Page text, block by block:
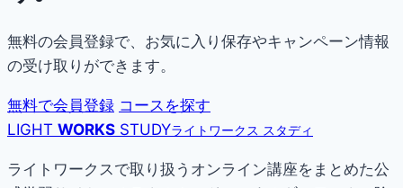
無料の会員登録で、お気に入り保存やキャンペーン情報
の受け取りができます。
無料で会員登録 コースを探す
LIGHT WORKS STUDYライトワークス スタディ
ライトワークスで取り扱うオンライン講座をまとめた公